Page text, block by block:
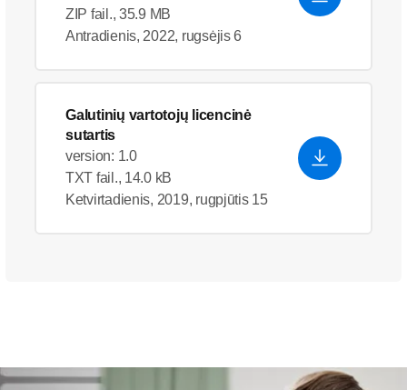
ZIP fail., 35.9 MB
Antradienis, 2022, rugsėjis 6
Galutinių vartotojų licencinė
sutartis
version: 1.0
TXT fail., 14.0 kB
Ketvirtadienis, 2019, rugpjūtis 15